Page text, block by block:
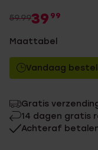
59.9939 99
Maattabel
Vandaag
Gratis
14 dagen gratis
Achteraf